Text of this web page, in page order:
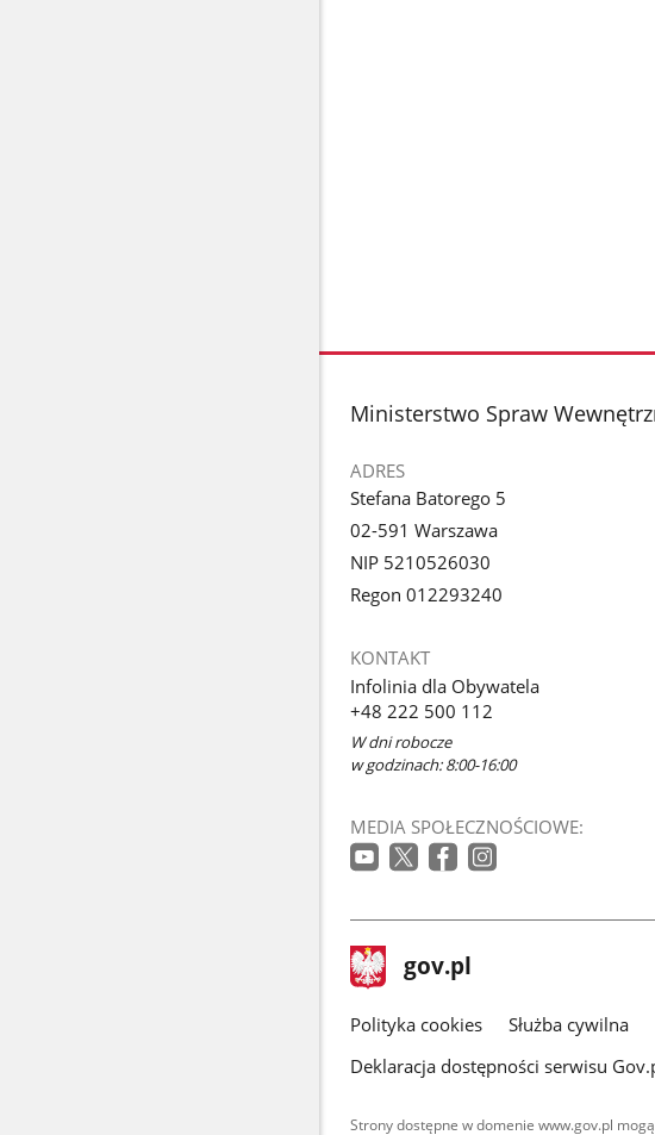
stopka
Ministerstwo Spraw
ADRES
Stefana Batorego 5
02-591 Warszawa
NIP 5210526030
Regon 012293240
KONTAKT
Infolinia dla Obywatela
+48 222 500 112
W dni robocze
w godzinach: 8:00-16:00
MEDIA SPOŁECZNOŚCIOWE:
stopka
gov.pl Strona
gov.pl
gov.pl
Polityka cookies Służba cywilna
Deklaracja dostępności serwisu
Strony dostępne w domenie www.gov.pl